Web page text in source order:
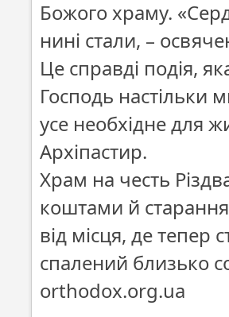
Божого храму.
нині стали, –
Це справді подія,
Господь настільки
усе необхідне для
Архіпастир.
Храм на честь
коштами й
від місця, де тепер
спалений близько
orthodox.org.ua